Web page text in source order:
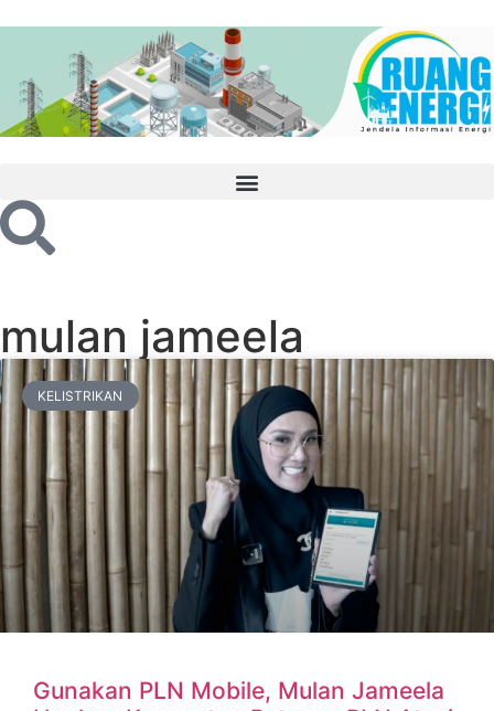
mulan jameela
KELISTRIKAN
Gunakan PLN Mobile, Mulan Jameela